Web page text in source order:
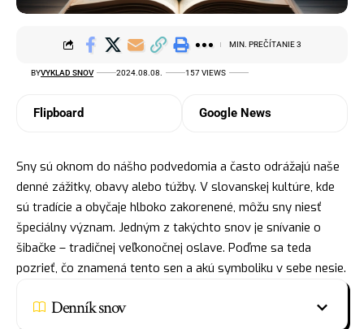
BYVYKLAD SNOV 2024.08.08. 157 VIEWS
MIN. PREČÍTANIE 3
Flipboard Google News
Sny sú oknom do nášho podvedomia a často odrážajú naše
denné zážitky, obavy alebo túžby. V slovanskej kultúre, kde
sú tradície a obyčaje hlboko zakorenené, môžu sny niesť
špeciálny význam. Jedným z takýchto snov je snívanie o
šibačke – tradičnej veľkonočnej oslave. Poďme sa teda
pozrieť, čo znamená tento sen a akú symboliku v sebe nesie.
Denník snov